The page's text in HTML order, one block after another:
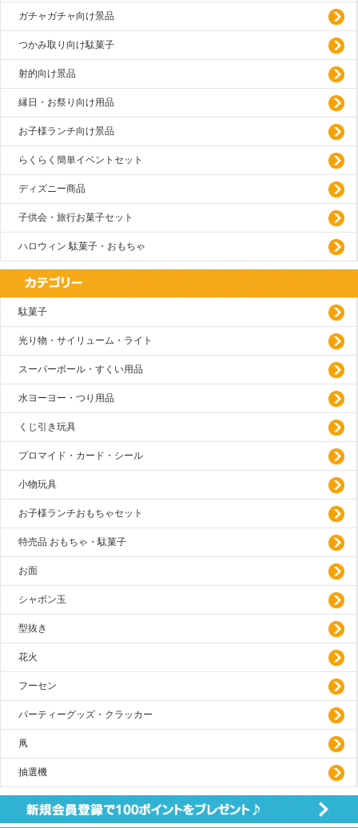
ガチャガチャ向け景品
つかみ取り向け駄菓子
射的向け景品
縁日・お祭り向け用品
お子様ランチ向け景品
らくらく簡単イベントセット
ディズニー商品
子供会・旅行お菓子セット
ハロウィン 駄菓子・おもちゃ
駄菓子
光り物・サイリューム・ライト
スーパーボール・すくい用品
水ヨーヨー・つり用品
くじ引き玩具
プロマイド・カード・シール
小物玩具
お子様ランチおもちゃセット
特売品 おもちゃ・駄菓子
お面
シャボン玉
型抜き
花火
フーセン
パーティーグッズ・クラッカー
凧
抽選機